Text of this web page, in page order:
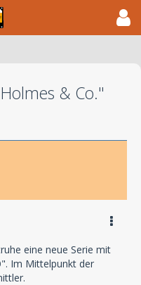
& Co."
eine neue Serie mit
Im Mittelpunkt der